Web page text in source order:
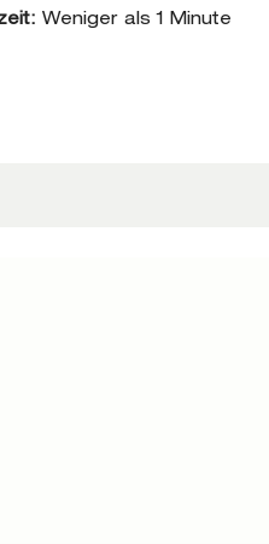
Weniger als 1 Minute